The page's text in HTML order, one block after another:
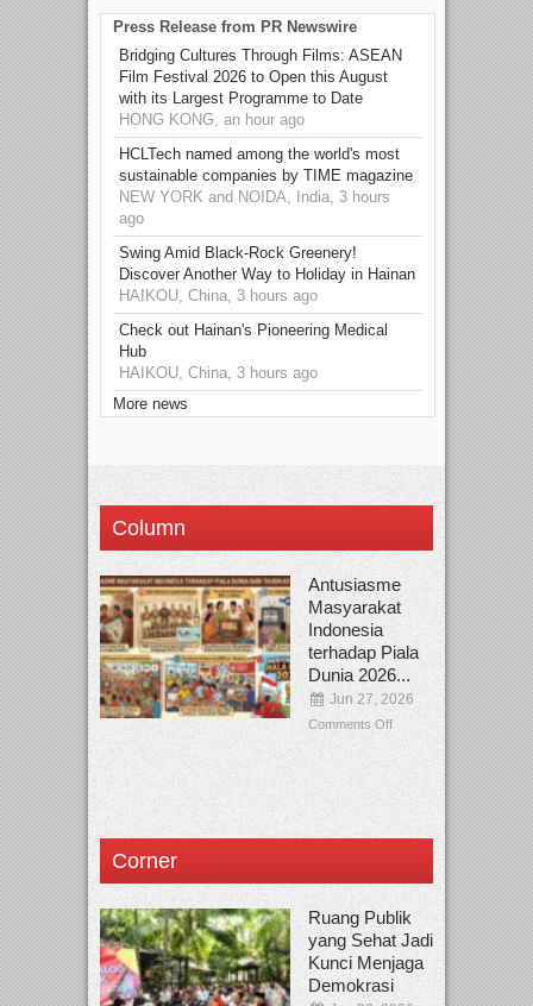
Press Release from PR Newswire
Bridging Cultures Through Films: ASEAN
Film Festival 2026 to Open this August
with its Largest Programme to Date
HONG KONG, an hour ago
HCLTech named among the world's most
sustainable companies by TIME magazine
NEW YORK and NOIDA, India, 3 hours
ago
Swing Amid Black‑Rock Greenery!
Discover Another Way to Holiday in Hainan
HAIKOU, China, 3 hours ago
Check out Hainan's Pioneering Medical
Hub
HAIKOU, China, 3 hours ago
More news
Column
Antusiasme
Masyarakat
Indonesia
terhadap Piala
Dunia 2026...
Jun 27, 2026
Comments Off
Corner
Ruang Publik
yang Sehat Jadi
Kunci Menjaga
Demokrasi